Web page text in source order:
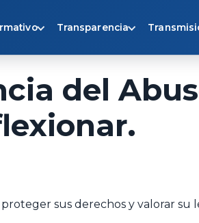
Transparencia
del
sus derechos y valorar su